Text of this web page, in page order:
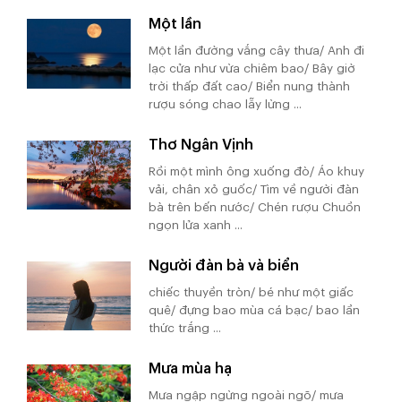
Một lần
Một lần đường vắng cây thưa/ Anh đi
lạc cửa như vừa chiêm bao/ Bây giờ
trời thấp đất cao/ Biển nung thành
rượu sóng chao lẫy lừng ...
Thơ Ngân Vịnh
Rồi một mình ông xuống đò/ Áo khuy
vải, chân xỏ guốc/ Tìm về người đàn
bà trên bến nước/ Chén rượu Chuồn
ngọn lửa xanh ...
Người đàn bà và biển
chiếc thuyền tròn/ bé như một giấc
quê/ đựng bao mùa cá bạc/ bao lần
thức trắng ...
Mưa mùa hạ
Mưa ngập ngừng ngoài ngõ/ mưa